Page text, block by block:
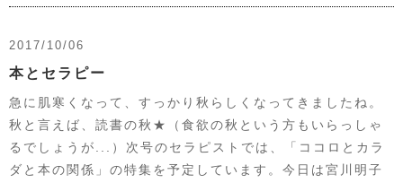
2017/10/06
本とセラピー
急に肌寒くなって、すっかり秋らしくなってきましたね。
秋と言えば、読書の秋★（食欲の秋という方もいらっしゃ
るでしょうが...）次号のセラピストでは、「ココロとカラ
ダと本の関係」の特集を予定しています。今日は宮川明子